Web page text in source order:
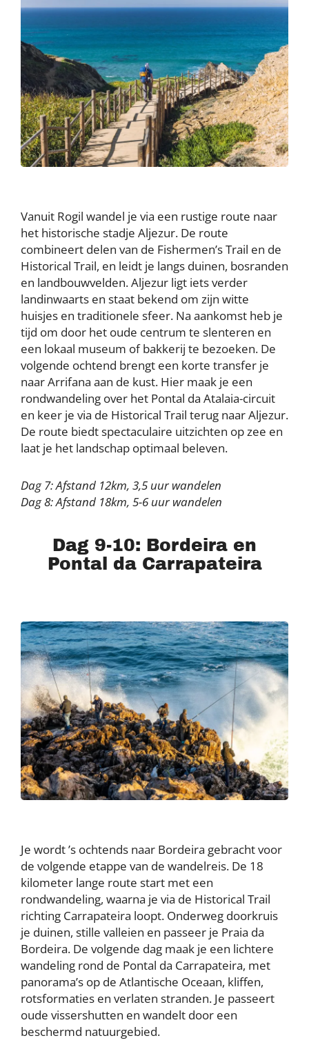
Vanuit Rogil wandel je via een rustige route naar
het historische stadje Aljezur. De route
combineert delen van de Fishermen’s Trail en de
Historical Trail, en leidt je langs duinen, bosranden
en landbouwvelden. Aljezur ligt iets verder
landinwaarts en staat bekend om zijn witte
huisjes en traditionele sfeer. Na aankomst heb je
tijd om door het oude centrum te slenteren en
een lokaal museum of bakkerij te bezoeken. De
volgende ochtend brengt een korte transfer je
naar Arrifana aan de kust. Hier maak je een
rondwandeling over het Pontal da Atalaia-circuit
en keer je via de Historical Trail terug naar Aljezur.
De route biedt spectaculaire uitzichten op zee en
laat je het landschap optimaal beleven.
Dag 7: Afstand 12km, 3,5 uur wandelen
Dag 8: Afstand 18km, 5-6 uur wandelen
Dag 9-10: Bordeira en
Pontal da Carrapateira
Je wordt ’s ochtends naar Bordeira gebracht voor
de volgende etappe van de wandelreis. De 18
kilometer lange route start met een
rondwandeling, waarna je via de Historical Trail
richting Carrapateira loopt. Onderweg doorkruis
je duinen, stille valleien en passeer je Praia da
Bordeira. De volgende dag maak je een lichtere
wandeling rond de Pontal da Carrapateira, met
panorama’s op de Atlantische Oceaan, kliffen,
rotsformaties en verlaten stranden. Je passeert
oude vissershutten en wandelt door een
beschermd natuurgebied.